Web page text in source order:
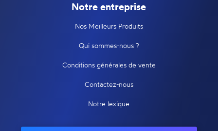
Notre entreprise
Nos Meilleurs Produits
Qui sommes-nous ?
Conditions générales de vente
Contactez-nous
Notre lexique